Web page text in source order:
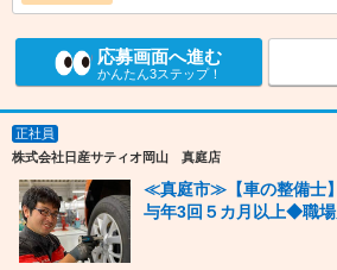
応募画面へ進む
かんたん3ステップ！
正社員
株式会社日産サティオ岡山 真庭店
≪真庭市≫【車の整備士
与年3回５カ月以上◆職